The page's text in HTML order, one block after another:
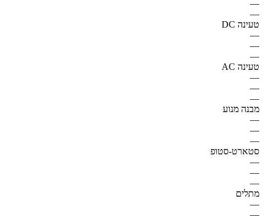
—
—
טעינה DC
—
—
—
טעינה AC
—
—
—
מבנה מנוע
—
—
—
סטארט-סטופ
—
—
—
מתלים
—